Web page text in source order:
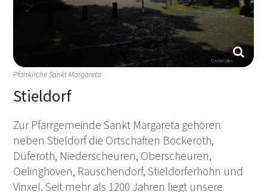
© Achim Gilles
Pfarrkirche Sankt Margareta
Stieldorf
Zur Pfarrgemeinde Sankt Margareta gehören
neben Stieldorf die Ortschaften Bockeroth,
Düferoth, Niederscheuren, Oberscheuren,
Oelinghoven, Rauschendorf, Stieldorferhohn und
Vinxel. Seit mehr als 1200 Jahren liegt unsere